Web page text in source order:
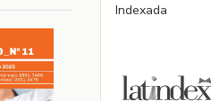
Indexada